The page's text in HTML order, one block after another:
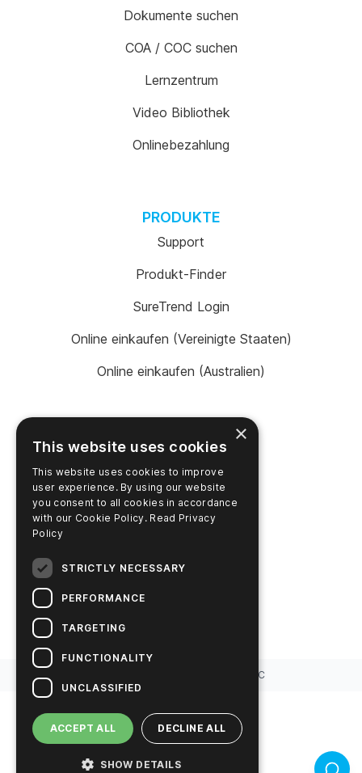
Dokumente suchen
COA / COC suchen
Lernzentrum
Video Bibliothek
Onlinebezahlung
PRODUKTE
Support
Produkt-Finder
SureTrend Login
Online einkaufen (Vereinigte Staaten)
Online einkaufen (Australien)
UNTERNEHMEN
Kontaktieren Sie uns
Karriere
Hygiena's Story
Nachhaltige Lösungen
Hygiena LLC
×
This website uses cookies
This website uses cookies to improve
user experience. By using our website
you consent to all cookies in accordance
with our Cookie Policy. Read Privacy
Policy
STRICTLY NECESSARY
PERFORMANCE
TARGETING
FUNCTIONALITY
UNCLASSIFIED
ACCEPT ALL DECLINE ALL
SHOW DETAILS